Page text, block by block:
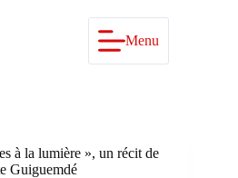
Menu
à la lumière », un récit de
Guiguemdé